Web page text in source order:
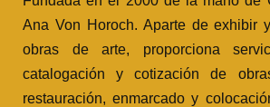
Ana Von Horoch. Aparte de exhibir
obras de arte, proporciona
catalogación y cotización de
restauración, enmarcado y